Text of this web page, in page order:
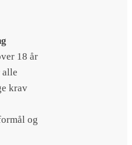
18 år
alle
krav
og